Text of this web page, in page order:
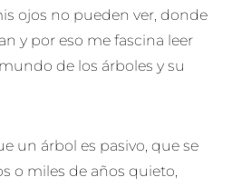
ojos no pueden ver, donde
y por eso me fascina leer
de los árboles y su
un árbol es pasivo, que se
o miles de años quieto,